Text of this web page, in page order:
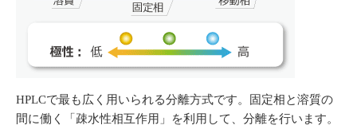
HPLCで最も広く用いられる分離方式です。固定相と溶質の
間に働く「疎水性相互作用」を利用して、分離を行います。